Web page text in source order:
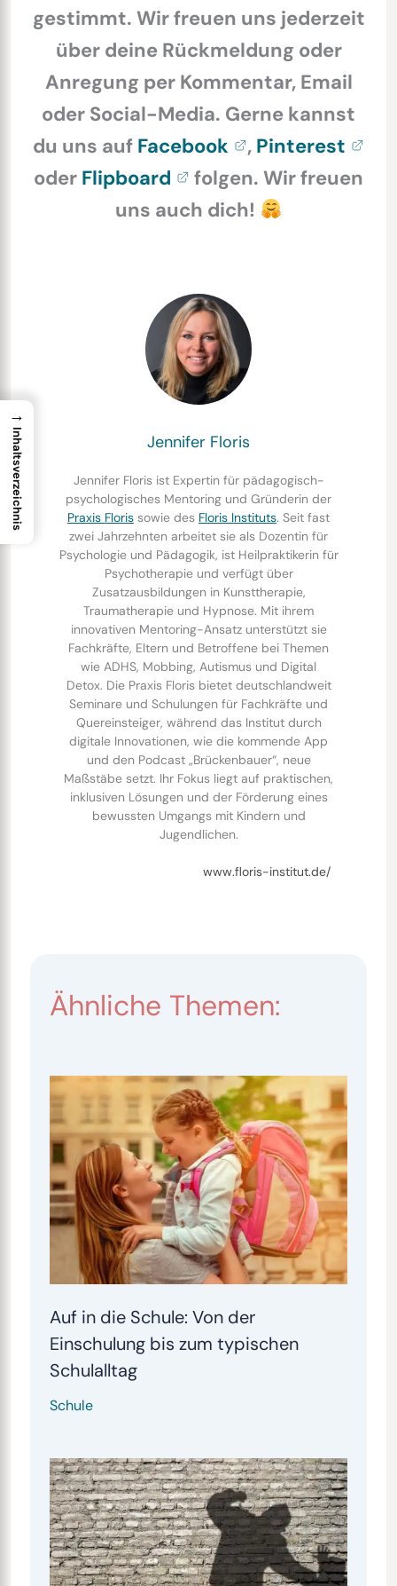
gestimmt. Wir freuen uns jederzeit
über deine Rückmeldung oder
Anregung per Kommentar, Email
oder Social-Media. Gerne kannst
du uns auf Facebook , Pinterest
oder Flipboard
folgen. Wir freuen
uns auch dich!
Jennifer Floris
Jennifer Floris ist Expertin für pädagogisch-
psychologisches Mentoring und Gründerin der
Praxis Floris sowie des Floris Instituts. Seit fast
zwei Jahrzehnten arbeitet sie als Dozentin für
Psychologie und Pädagogik, ist Heilpraktikerin für
Psychotherapie und verfügt über
Zusatzausbildungen in Kunsttherapie,
Traumatherapie und Hypnose. Mit ihrem
innovativen Mentoring-Ansatz unterstützt sie
Fachkräfte, Eltern und Betroffene bei Themen
wie ADHS, Mobbing, Autismus und Digital
Detox. Die Praxis Floris bietet deutschlandweit
Seminare und Schulungen für Fachkräfte und
Quereinsteiger, während das Institut durch
digitale Innovationen, wie die kommende App
und den Podcast „Brückenbauer“, neue
Maßstäbe setzt. Ihr Fokus liegt auf praktischen,
inklusiven Lösungen und der Förderung eines
bewussten Umgangs mit Kindern und
Jugendlichen.
www.floris-institut.de/
Ähnliche Themen:
Auf in die Schule: Von der
Einschulung bis zum typischen
Schulalltag
Schule
→
Inhaltsverzeichnis